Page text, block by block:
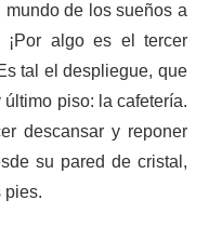
de los sueños a
algo es el tercer
tal el despliegue, que
piso: la cafetería.
descansar y reponer
su pared de cristal,
pies.